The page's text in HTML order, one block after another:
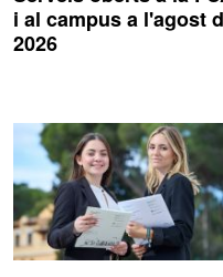
i al campus a l'agost
2026